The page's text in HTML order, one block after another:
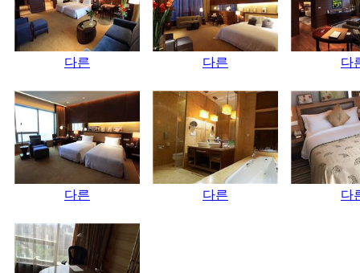
다른 다른 다
다른 다른 다